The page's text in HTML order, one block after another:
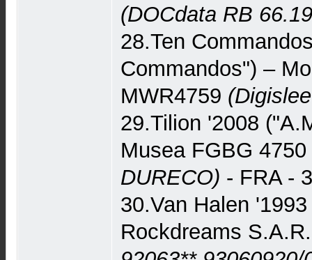
(DOCdata RB
28.Ten
Commandos") –
MWR4759
29.Tilion '2008
Musea ‎FGBG 4750
DURECO) - FRA -
30.Van Halen
Rockdreams